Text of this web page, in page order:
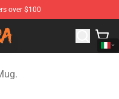
over $100
Store